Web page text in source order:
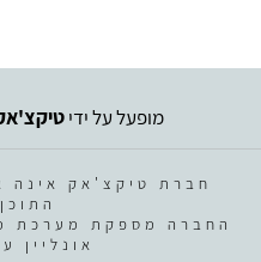
מופעל על ידי
חברת טיקצ'אק אינה
החברה מספקת מערכת
אונליין